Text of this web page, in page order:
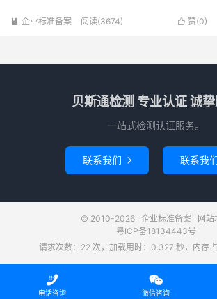
 赞(0)
 企业标准备案 阅读(3674)
贝斯通检测 专业认证 诚
一站式检测认证服务。
联系我们  联系我
© 2010-2026 企业标准备案
网站
粤ICP备18134443号
请求次数：22 次，加载用时：0.327 秒，内存

电话咨询

微信咨询